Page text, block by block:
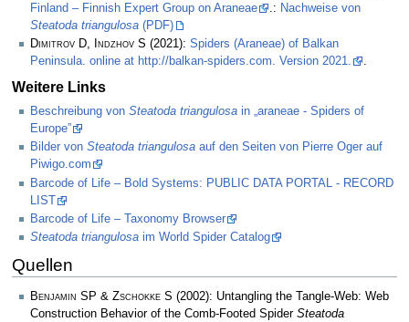
Finland – Finnish Expert Group on Araneae
.: Nachweise von
Steatoda triangulosa (PDF)
Dimitrov D, Indzhov S (2021): Spiders (Araneae) of Balkan
Peninsula. online at http://balkan-spiders.com. Version 2021.
.
Weitere Links
Beschreibung von Steatoda triangulosa in „araneae - Spiders of
Europe”
Bilder von Steatoda triangulosa auf den Seiten von Pierre Oger auf
Piwigo.com
Barcode of Life – Bold Systems: PUBLIC DATA PORTAL - RECORD
LIST
Barcode of Life – Taxonomy Browser
Steatoda triangulosa im World Spider Catalog
Quellen
Benjamin SP & Zschokke S (2002): Untangling the Tangle-Web: Web
Construction Behavior of the Comb-Footed Spider Steatoda